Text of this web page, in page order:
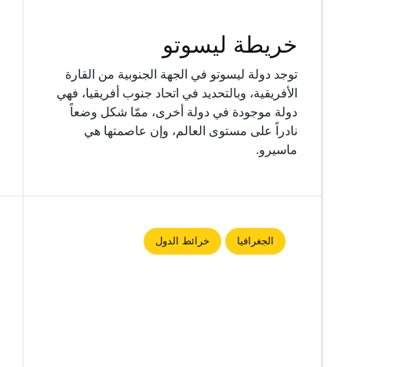
خريطة ليسوتو
توجد دولة ليسوتو في الجهة الجنوبية من القارة
الأفريقية، وبالتحديد في اتحاد جنوب أفريقيا، فهي
دولة موجودة في دولة أخرى، ممّا شكل وضعاً
نادراً على مستوى العالم، وإن عاصمتها هي
ماسيرو.
الجغرافيا خرائط الدول